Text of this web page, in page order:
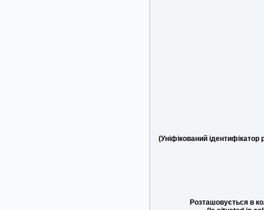
(Уніфікований ідентифікатор
Розташовується в